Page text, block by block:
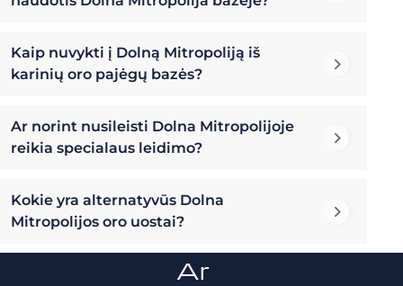
Kaip nuvykti į Dolną Mitropoliją iš
karinių oro pajėgų bazės?
Ar norint nusileisti Dolna Mitropolijoje
reikia specialaus leidimo?
Kokie yra alternatyvūs Dolna
Mitropolijos oro uostai?
Ar